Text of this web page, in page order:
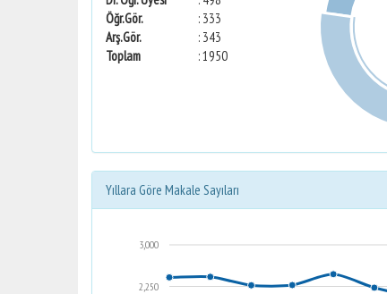
Öğr.Gör.
: 333
Arş.Gör.
: 343
Toplam
: 1950
Yıllara Göre Makale Sayıları
2,250
3,000